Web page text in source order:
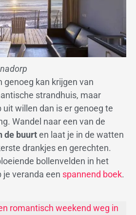
genoeg kan krijgen van
strandhuis, maar
uit willen dan is er genoeg te
Wandel naar een van de
de buurten laat je in de watten
drankjes en gerechten.
bollenvelden in het
je veranda een spannend boek.
romantisch weekend weg in